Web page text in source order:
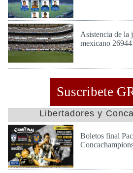
Asistencia de la
mexicano
Suscribete
Libertadores y
Boletos final